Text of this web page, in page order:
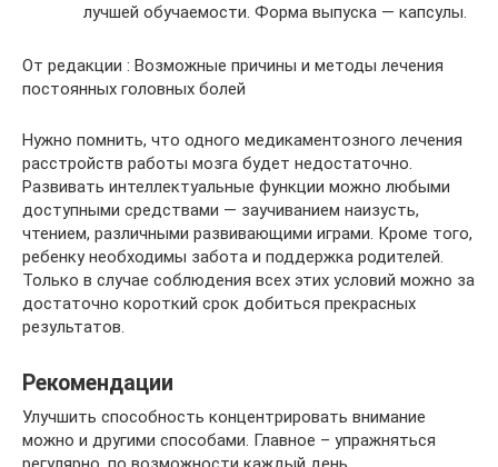
лучшей обучаемости. Форма выпуска — капсулы.
От редакции : Возможные причины и методы лечения
постоянных головных болей
Нужно помнить, что одного медикаментозного лечения
расстройств работы мозга будет недостаточно.
Развивать интеллектуальные функции можно любыми
доступными средствами — заучиванием наизусть,
чтением, различными развивающими играми. Кроме того,
ребенку необходимы забота и поддержка родителей.
Только в случае соблюдения всех этих условий можно за
достаточно короткий срок добиться прекрасных
результатов.
Рекомендации
Улучшить способность концентрировать внимание
можно и другими способами. Главное – упражняться